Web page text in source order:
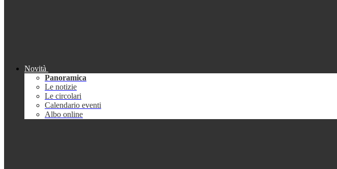
Novità
Panoramica
Le notizie
Le circolari
Calendario eventi
Albo online